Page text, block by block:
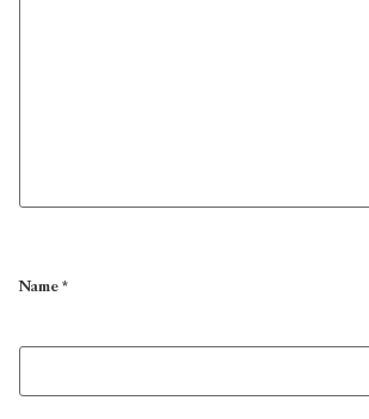
Name*